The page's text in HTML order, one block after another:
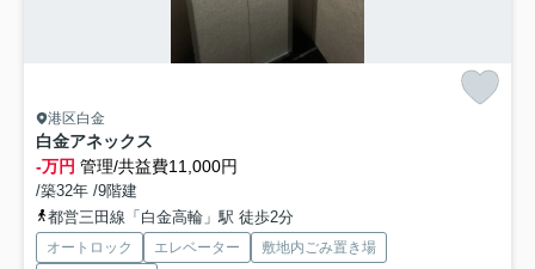
港区白金
白金アネックス
-万円 管理/共益費11,000円
/築32年 /9階建
都営三田線「白金高輪」駅 徒歩2分
オートロック エレベーター
敷地内ごみ置き場